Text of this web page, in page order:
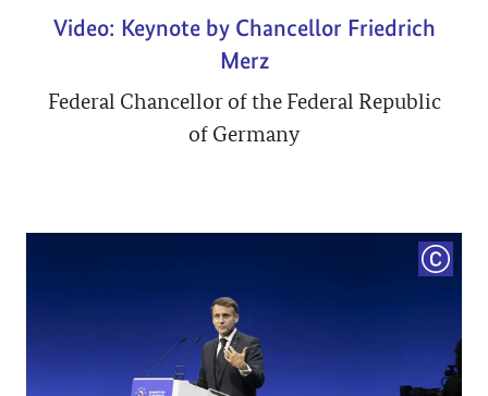
Video: Keynote by Chancellor Friedrich
Merz
Federal Chancellor of the Federal Republic
of Germany